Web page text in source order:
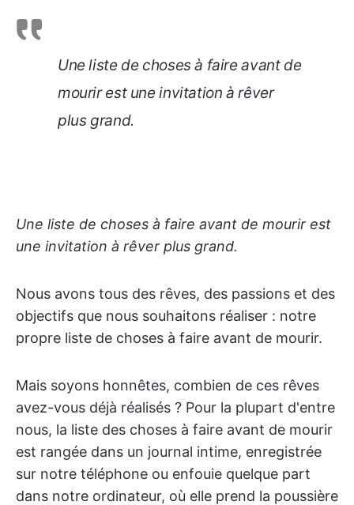
Une liste de choses à faire avant de
mourir est une invitation à rêver
plus grand.
Une liste de choses à faire avant de mourir est
une invitation à rêver plus grand.
Nous avons tous des rêves, des passions et des
objectifs que nous souhaitons réaliser : notre
propre liste de choses à faire avant de mourir.
Mais soyons honnêtes, combien de ces rêves
avez-vous déjà réalisés ? Pour la plupart d'entre
nous, la liste des choses à faire avant de mourir
est rangée dans un journal intime, enregistrée
sur notre téléphone ou enfouie quelque part
dans notre ordinateur, où elle prend la poussière